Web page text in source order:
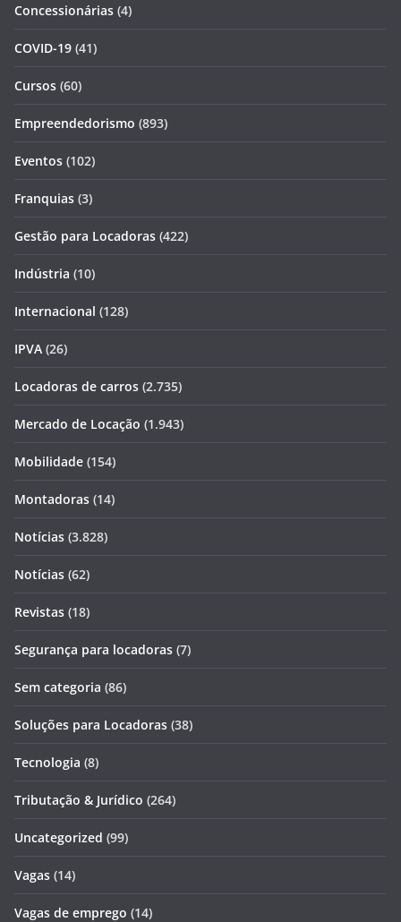
Concessionárias (4)
COVID-19 (41)
Cursos (60)
Empreendedorismo (893)
Eventos (102)
Franquias (3)
Gestão para Locadoras (422)
Indústria (10)
Internacional (128)
IPVA (26)
Locadoras de carros (2.735)
Mercado de Locação (1.943)
Mobilidade (154)
Montadoras (14)
Notícias (3.828)
Notícias (62)
Revistas (18)
Segurança para locadoras (7)
Sem categoria (86)
Soluções para Locadoras (38)
Tecnologia (8)
Tributação & Jurídico (264)
Uncategorized (99)
Vagas (14)
Vagas de emprego (14)